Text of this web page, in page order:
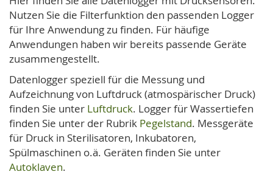
Nutzen Sie die Filterfunktion den passenden Logger
für Ihre Anwendung zu finden. Für häufige
Anwendungen haben wir bereits passende Geräte
zusammengestellt.
Datenlogger speziell für die Messung und
Aufzeichnung von Luftdruck (atmospärischer Druck)
finden Sie unter Luftdruck. Logger für Wassertiefen
finden Sie unter der Rubrik Pegelstand. Messgeräte
für Druck in Sterilisatoren, Inkubatoren,
Spülmaschinen o.ä. Geräten finden Sie unter
Autoklaven.